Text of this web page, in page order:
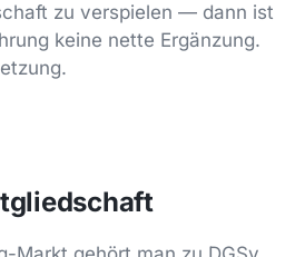
zu verspielen — dann ist
keine nette Ergänzung.